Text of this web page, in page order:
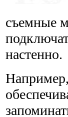
съемные
настенно.